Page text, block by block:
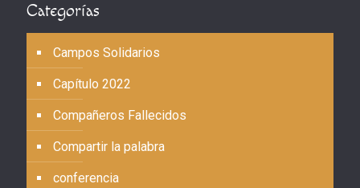
Categorías
Campos Solidarios
Capítulo 2022
Compañeros Fallecidos
Compartir la palabra
conferencia